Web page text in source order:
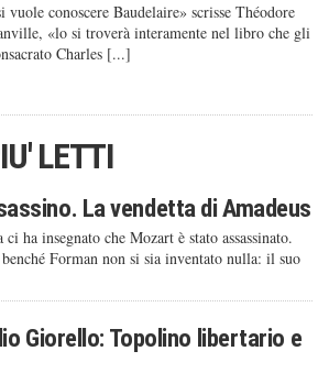
vuole conoscere Baudelaire» scrisse Théodore
«lo si troverà interamente nel libro che gli
Charles [...]
LETTI
La vendetta di Amadeus
ha insegnato che Mozart è stato assassinato.
Forman non si sia inventato nulla: il suo
Giorello: Topolino libertario e